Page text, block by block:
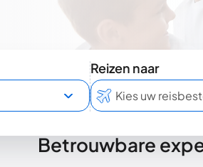
Reizen naar
Betrouwbare